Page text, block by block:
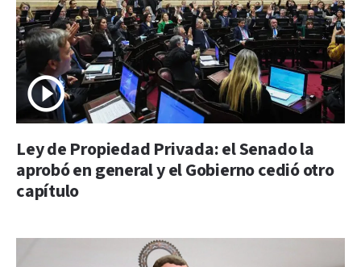
Ley de Propiedad Privada: el Senado la
aprobó en general y el Gobierno cedió otro
capítulo